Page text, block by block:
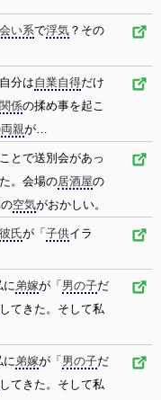
い系で浮気 ？その
分は自業自得だけ
関係の揉め事を起こ
両親が…
とで送別会があっ
。会場の居酒屋の
空気がおかしい。
彼氏が「 子供イラ
に弟嫁が「 男の子だ
してきた。そして私
に弟嫁が「 男の子だ
してきた。そして私